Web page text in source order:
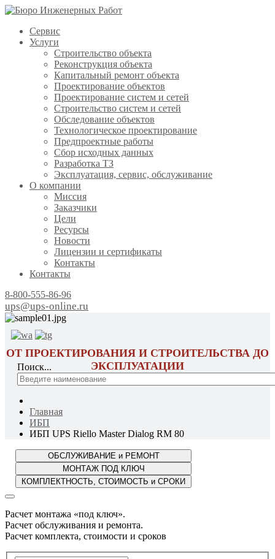
Сервис
Услуги
Строительство объекта
Реконструкция объекта
Капитальный ремонт объекта
Проектирование объектов
Проектирование систем и сетей
Строительство систем и сетей
Обследование объектов
Технологическое проектирование
Предпроектные работы
Сбор исходных данных
Разработка ТЗ
Эксплуатация, сервис, обслуживание
О компании
Миссия
Заказчики
Цели
Ресурсы
Новости
Лицензии и сертификаты
Контакты
Контакты
8-800-555-86-96
ups@ups-online.ru
ОТ ПРОЕКТИРОВАНИЯ И СТРОИТЕЛЬСТВА ДО
ЭКСПЛУАТАЦИИ
Поиск...
Главная
ИБП
ИБП UPS Riello Master Dialog RM 80
Расчет монтажа «под ключ».
Расчет обслуживания и ремонта.
Расчет комплекта, стоимости и сроков